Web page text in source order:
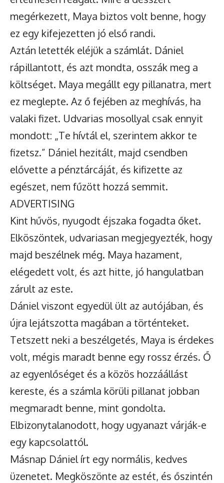
megérkezett, Maya biztos volt benne, hogy
ez egy kifejezetten jó első randi.
Aztán letették eléjük a számlát. Dániel
rápillantott, és azt mondta, osszák meg a
költséget. Maya megállt egy pillanatra, mert
ez meglepte. Az ő fejében az meghívás, ha
valaki fizet. Udvarias mosollyal csak ennyit
mondott: „Te hívtál el, szerintem akkor te
fizetsz.” Dániel hezitált, majd csendben
elővette a pénztárcáját, és kifizette az
egészet, nem fűzött hozzá semmit.
ADVERTISING
Kint hűvös, nyugodt éjszaka fogadta őket.
Elköszöntek, udvariasan megjegyezték, hogy
majd beszélnek még. Maya hazament,
elégedett volt, és azt hitte, jó hangulatban
zárult az este.
Dániel viszont egyedül ült az autójában, és
újra lejátszotta magában a történteket.
Tetszett neki a beszélgetés, Maya is érdekes
volt, mégis maradt benne egy rossz érzés. Ő
az egyenlőséget és a közös hozzáállást
kereste, és a számla körüli pillanat jobban
megmaradt benne, mint gondolta.
Elbizonytalanodott, hogy ugyanazt várják-e
egy kapcsolattól.
Másnap Dániel írt egy normális, kedves
üzenetet. Megköszönte az estét, és őszintén